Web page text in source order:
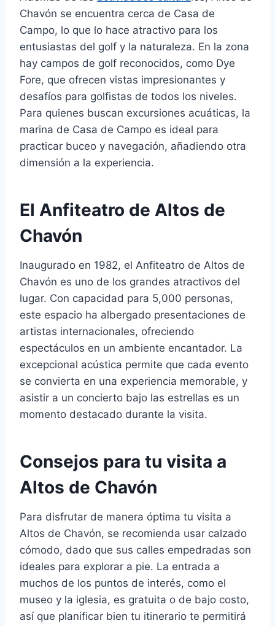
Chavón se encuentra cerca de Casa de
Campo, lo que lo hace atractivo para los
entusiastas del golf y la naturaleza. En la zona
hay campos de golf reconocidos, como Dye
Fore, que ofrecen vistas impresionantes y
desafíos para golfistas de todos los niveles.
Para quienes buscan excursiones acuáticas, la
marina de Casa de Campo es ideal para
practicar buceo y navegación, añadiendo otra
dimensión a la experiencia.
El Anfiteatro de Altos de
Chavón
Inaugurado en 1982, el Anfiteatro de Altos de
Chavón es uno de los grandes atractivos del
lugar. Con capacidad para 5,000 personas,
este espacio ha albergado presentaciones de
artistas internacionales, ofreciendo
espectáculos en un ambiente encantador. La
excepcional acústica permite que cada evento
se convierta en una experiencia memorable, y
asistir a un concierto bajo las estrellas es un
momento destacado durante la visita.
Consejos para tu visita a
Altos de Chavón
Para disfrutar de manera óptima tu visita a
Altos de Chavón, se recomienda usar calzado
cómodo, dado que sus calles empedradas son
ideales para explorar a pie. La entrada a
muchos de los puntos de interés, como el
museo y la iglesia, es gratuita o de bajo costo,
así que planificar bien tu itinerario te permitirá